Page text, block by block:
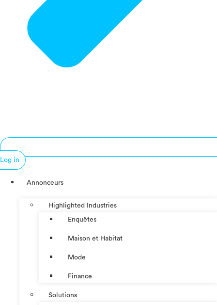
Log in
Annonceurs
Highlighted Industries
Enquêtes
Maison et Habitat
Mode
Finance
Solutions